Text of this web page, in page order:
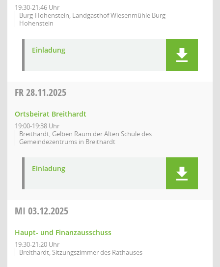
19:30-21:46 Uhr
Burg-Hohenstein, Landgasthof Wiesenmühle Burg-
Hohenstein
Einladung
FR28.11.2025
Ortsbeirat Breithardt
19:00-19:38 Uhr
Breithardt, Gelben Raum der Alten Schule des
Gemeindezentrums in Breithardt
Einladung
MI 03.12.2025
Haupt- und Finanzausschuss
19:30-21:20 Uhr
Breithardt, Sitzungszimmer des Rathauses